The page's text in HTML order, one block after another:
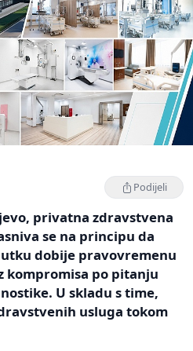
Podijeli
privatna zdravstvena
se na principu da
dobije pravovremenu
kompromisa po pitanju
U skladu s time,
usluga tokom